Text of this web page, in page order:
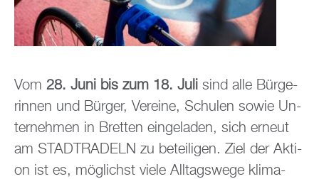
Vom 28. Juni bis zum 18. Juli sind alle Bür­ge­
rin­nen und Bür­ger, Ver­ei­ne, Schu­len sowie Un­
ter­neh­men in Brett­en ein­ge­la­den, sich er­neut
am STADT­RA­DELN zu be­tei­li­gen. Ziel der Ak­ti­
on ist es, mög­lichst viele All­tags­we­ge kli­ma­